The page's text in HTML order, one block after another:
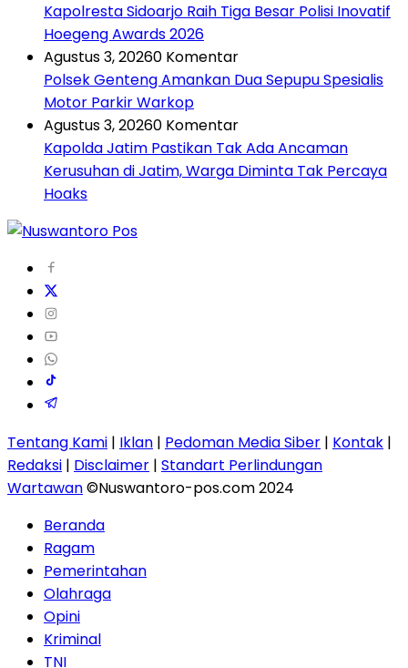
Kapolresta Sidoarjo Raih Tiga Besar Polisi Inovatif
Hoegeng Awards 2026
Agustus 3, 20260 Komentar
Polsek Genteng Amankan Dua Sepupu Spesialis
Motor Parkir Warkop
Agustus 3, 20260 Komentar
Kapolda Jatim Pastikan Tak Ada Ancaman
Kerusuhan di Jatim, Warga Diminta Tak Percaya
Hoaks
Tentang Kami | Iklan | Pedoman Media Siber | Kontak |
Redaksi | Disclaimer | Standart Perlindungan
Wartawan©Nuswantoro-pos.com 2024
Beranda
Ragam
Pemerintahan
Olahraga
Opini
Kriminal
TNI